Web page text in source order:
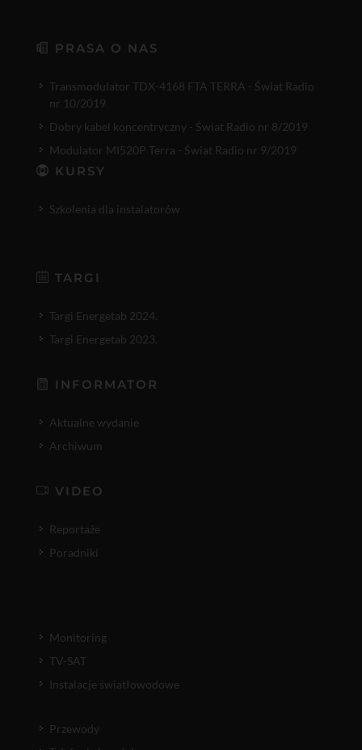
PRASA O NAS
Transmodulator TDX-4168 FTA TERRA - Świat Radio
nr 10/2019
Dobry kabel koncentryczny - Świat Radio nr 8/2019
Modulator MI520P Terra - Świat Radio nr 9/2019
KURSY
Szkolenia dla instalatorów
TARGI
Targi Energetab 2024.
Targi Energetab 2023.
INFORMATOR
Aktualne wydanie
Archiwum
VIDEO
Reportaże
Poradniki
Monitoring
TV-SAT
Instalacje światłowodowe
Przewody